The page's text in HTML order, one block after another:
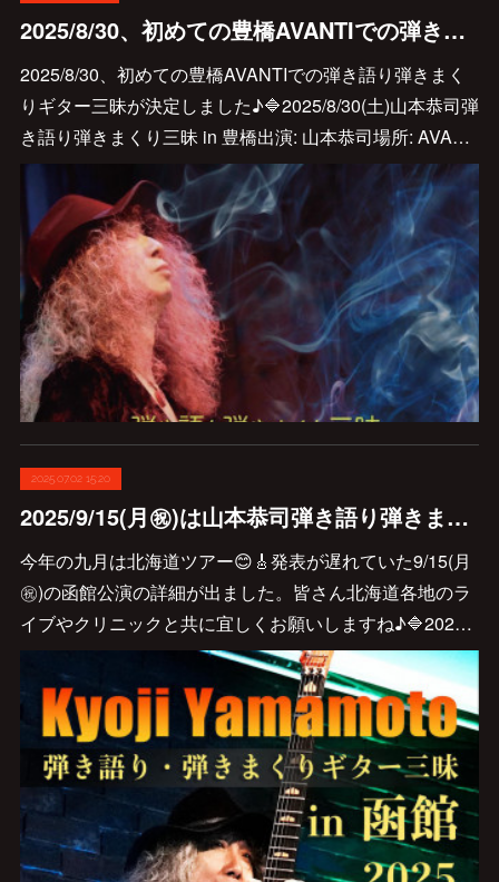
2025/8/30、初めての豊橋AVANTIでの弾き語り弾きまくりギター三昧が決定しました♪
2025/8/30、初めての豊橋AVANTIでの弾き語り弾きまく
りギター三昧が決定しました♪🔷2025/8/30(土)山本恭司弾
き語り弾きまくり三昧 in 豊橋出演: 山本恭司場所: AVA…
2025.07.02 15:20
2025/9/15(月㊗️)は山本恭司弾き語り弾きまくりギター三昧 函館公演です♪
今年の九月は北海道ツアー😊🎸発表が遅れていた9/15(月
㊗️)の函館公演の詳細が出ました。皆さん北海道各地のラ
イブやクリニックと共に宜しくお願いしますね♪🔷202…